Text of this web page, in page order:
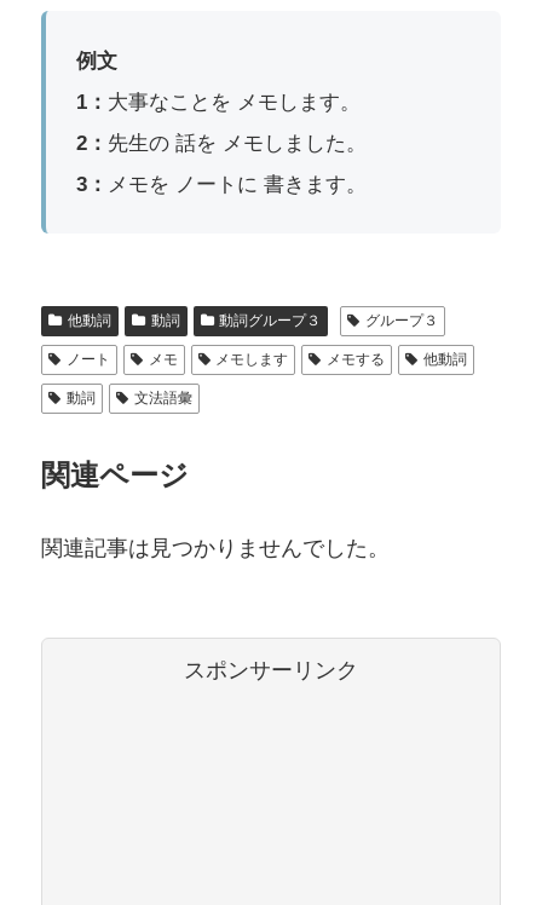
例文
1： 大事なことを メモします。
2： 先生の 話を メモしました。
3：
メモを ノートに 書きます。
他動詞 動詞 動詞グループ３ グループ３
ノート メモ メモします メモする 他動詞
動詞 文法語彙
関連ページ
関連記事は見つかりませんでした。
スポンサーリンク